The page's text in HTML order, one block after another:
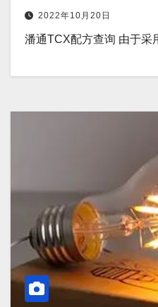
2022年10月20日
潘通TCX配方查询 由于